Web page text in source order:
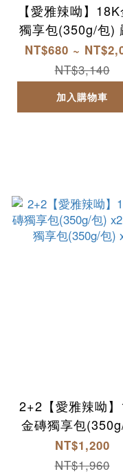
【愛雅辣呦】
獨享包(350g/包)
特等壽司米 陳年
秘製配方 麻辣18
底 加熱即食
NT$680 ~
NT$3,140
加入購物車
2+2【愛雅辣呦
金磚獨享包
x2+汕頭獨享包
包) x2
NT$1,200
NT$1,960